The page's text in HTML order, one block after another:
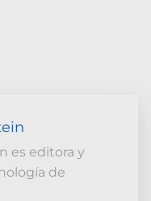
es editora y
de